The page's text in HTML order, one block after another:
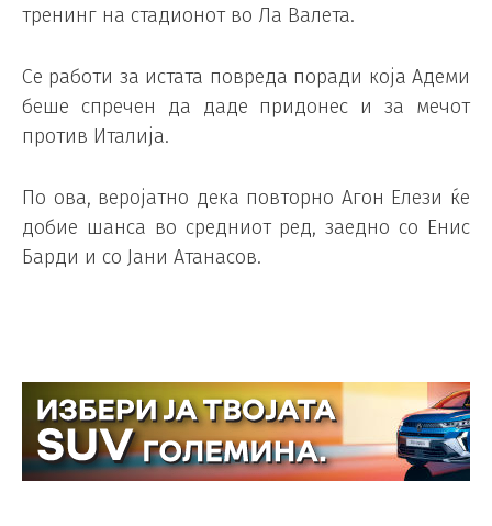
тренинг на стадионот во Ла Валета.
Се работи за истата повреда поради која Адеми
беше спречен да даде придонес и за мечот
против Италија.
По ова, веројатно дека повторно Агон Елези ќе
добие шанса во средниот ред, заедно со Енис
Барди и со Јани Атанасов.